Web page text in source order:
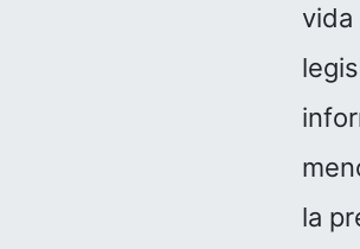
vida
la